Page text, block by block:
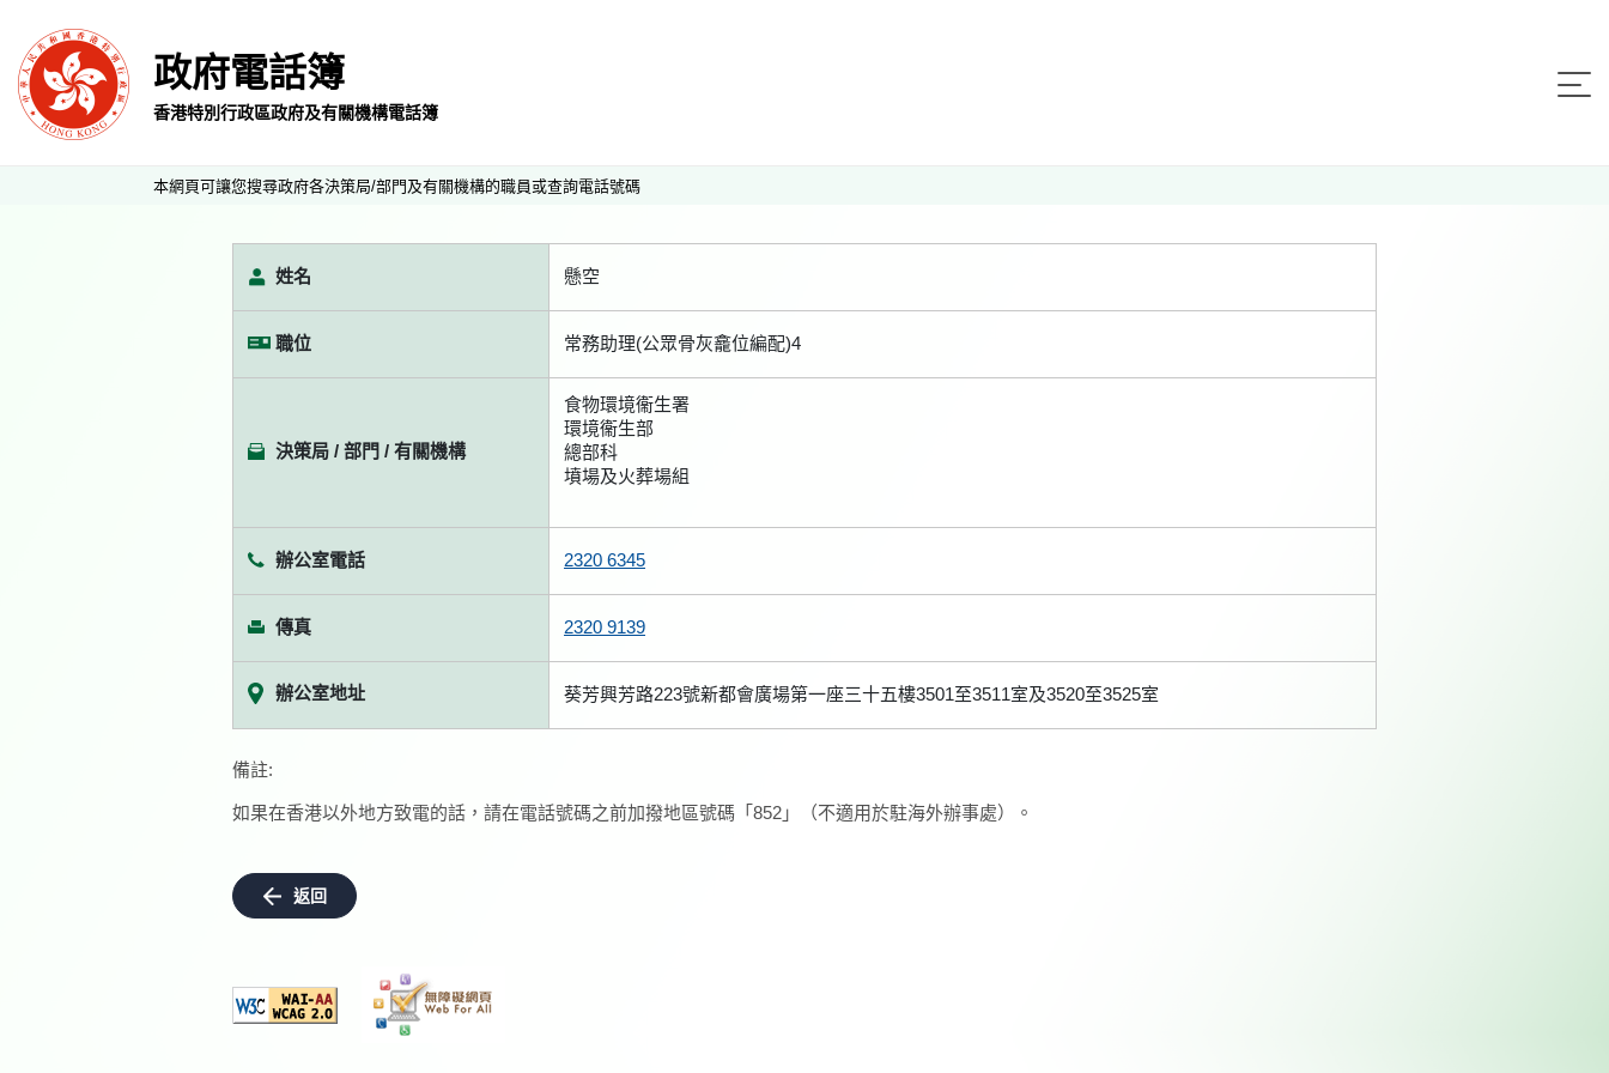
政府電話簿
香港特別行政區政府及有關機構電話簿
本網頁可讓您搜尋政府各決策局/部門及有關機構的職員或查詢電話號碼
姓名 懸空
職位 常務助理(公眾骨灰龕位編配)4
決策局 / 部門 / 有關機構
食物環境衞生署
環境衞生部
總部科
墳場及火葬場組
辦公室電話 2320 6345
傳真 2320 9139
辦公室地址 葵芳興芳路223號新都會廣場第一座三十五樓3501至3511室及3520至3525室
備註:
如果在香港以外地方致電的話，請在電話號碼之前加撥地區號碼「852」（不適用於駐海外辦事處）。
返回